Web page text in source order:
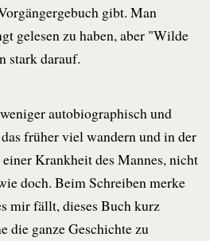
gibt. Man
gelesen zu haben, aber "Wilde
stark darauf.
autobiographisch und
früher viel wandern und in der
Krankheit des Mannes, nicht
doch. Beim Schreiben merke
mir fällt, dieses Buch kurz
die ganze Geschichte zu